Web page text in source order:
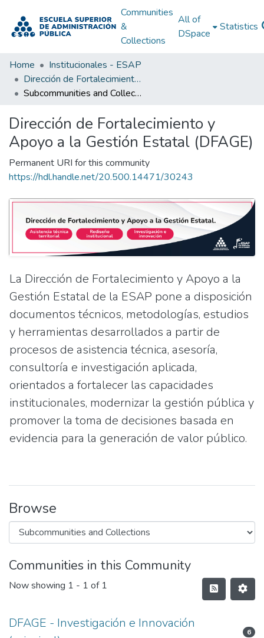
Communities
&
Collections
All of
DSpace
Statistics
Home
Institucionales - ESAP
Dirección de Fortalecimiento y Apoyo a la Gestión Estatal (DFAGE)
Subcommunities and Collections
Dirección de Fortalecimiento y
Apoyo a la Gestión Estatal (DFAGE)
Permanent URI for this community
https://hdl.handle.net/20.500.14471/30243
La Dirección de Fortalecimiento y Apoyo a la
Gestión Estatal de la ESAP pone a disposición
documentos técnicos, metodologías, estudios
y herramientas desarrollados a partir de
procesos de asistencia técnica, asesoría,
consultoría e investigación aplicada,
orientados a fortalecer las capacidades
institucionales, modernizar la gestión pública y
promover la toma de decisiones basada en
evidencia para la generación de valor público.
Browse
Communities in this Community
Now showing 1 - 1 of 1
DFAGE - Investigación e Innovación
6